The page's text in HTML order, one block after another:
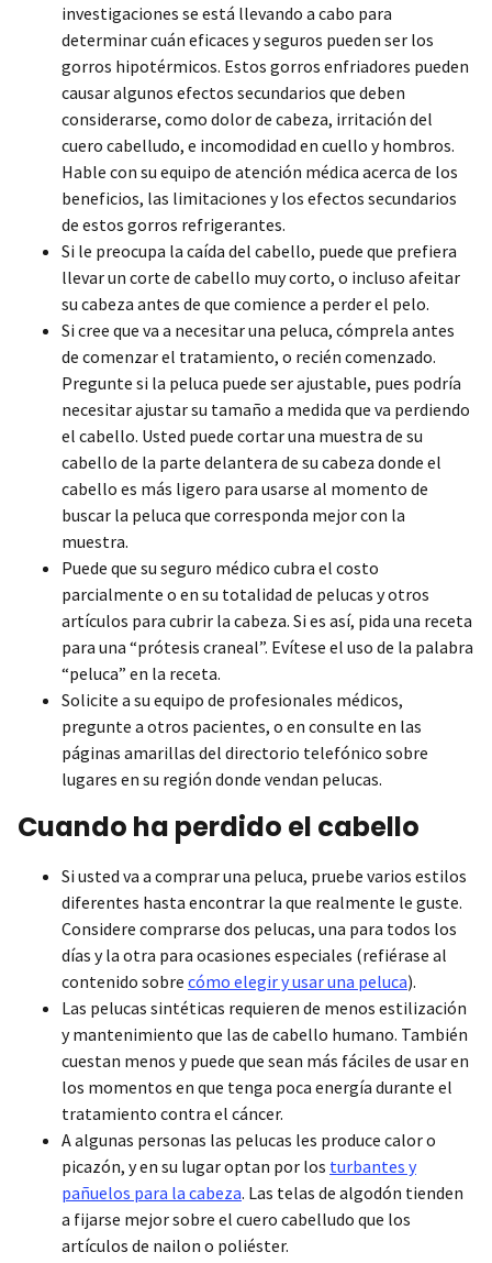
investigaciones se está llevando a cabo para
determinar cuán eficaces y seguros pueden ser los
gorros hipotérmicos. Estos gorros enfriadores pueden
causar algunos efectos secundarios que deben
considerarse, como dolor de cabeza, irritación del
cuero cabelludo, e incomodidad en cuello y hombros.
Hable con su equipo de atención médica acerca de los
beneficios, las limitaciones y los efectos secundarios
de estos gorros refrigerantes.
Si le preocupa la caída del cabello, puede que prefiera
llevar un corte de cabello muy corto, o incluso afeitar
su cabeza antes de que comience a perder el pelo.
Si cree que va a necesitar una peluca, cómprela antes
de comenzar el tratamiento, o recién comenzado.
Pregunte si la peluca puede ser ajustable, pues podría
necesitar ajustar su tamaño a medida que va perdiendo
el cabello. Usted puede cortar una muestra de su
cabello de la parte delantera de su cabeza donde el
cabello es más ligero para usarse al momento de
buscar la peluca que corresponda mejor con la
muestra.
Puede que su seguro médico cubra el costo
parcialmente o en su totalidad de pelucas y otros
artículos para cubrir la cabeza. Si es así, pida una receta
para una “prótesis craneal”. Evítese el uso de la palabra
“peluca” en la receta.
Solicite a su equipo de profesionales médicos,
pregunte a otros pacientes, o en consulte en las
páginas amarillas del directorio telefónico sobre
lugares en su región donde vendan pelucas.
Cuando ha perdido el cabello
Si usted va a comprar una peluca, pruebe varios estilos
diferentes hasta encontrar la que realmente le guste.
Considere comprarse dos pelucas, una para todos los
días y la otra para ocasiones especiales (refiérase al
contenido sobre cómo elegir y usar una peluca).
Las pelucas sintéticas requieren de menos estilización
y mantenimiento que las de cabello humano. También
cuestan menos y puede que sean más fáciles de usar en
los momentos en que tenga poca energía durante el
tratamiento contra el cáncer.
A algunas personas las pelucas les produce calor o
picazón, y en su lugar optan por los turbantes y
pañuelos para la cabeza. Las telas de algodón tienden
a fijarse mejor sobre el cuero cabelludo que los
artículos de nailon o poliéster.